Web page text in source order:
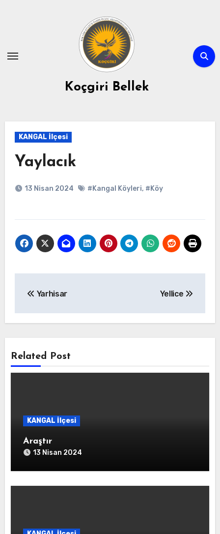
Koçgiri Bellek
KANGAL İlçesi
Yaylacık
13 Nisan 2024 #Kangal Köyleri, #Köy
Yarhisar Yellice
Related Post
KANGAL İlçesi
Araştır
13 Nisan 2024